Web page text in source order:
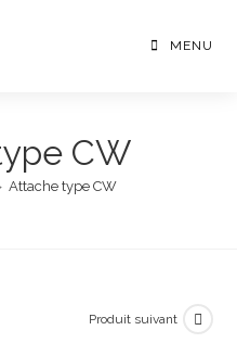
MENU
CW
Attache type CW
Produit suivant